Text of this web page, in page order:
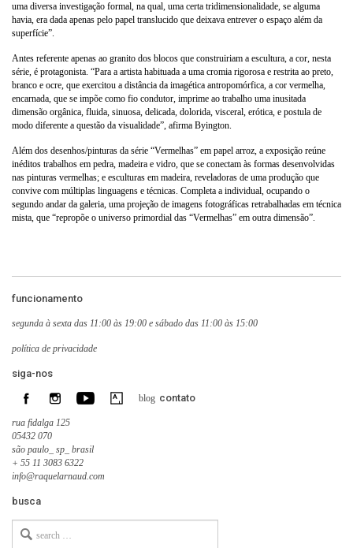
uma diversa investigação formal, na qual, uma certa tridimensionalidade, se alguma
havia, era dada apenas pelo papel translucido que deixava entrever o espaço além da
superfície”.
Antes referente apenas ao granito dos blocos que construiriam a escultura, a cor, nesta
série, é protagonista. “Para a artista habituada a uma cromia rigorosa e restrita ao preto,
branco e ocre, que exercitou a distância da imagética antropomórfica, a cor vermelha,
encarnada, que se impõe como fio condutor, imprime ao trabalho uma inusitada
dimensão orgânica, fluida, sinuosa, delicada, dolorida, visceral, erótica, e postula de
modo diferente a questão da visualidade”, afirma Byington.
Além dos desenhos/pinturas da série “Vermelhas” em papel arroz, a exposição reúne
inéditos trabalhos em pedra, madeira e vidro, que se conectam às formas desenvolvidas
nas pinturas vermelhas; e esculturas em madeira, reveladoras de uma produção que
convive com múltiplas linguagens e técnicas. Completa a individual, ocupando o
segundo andar da galeria, uma projeção de imagens fotográficas retrabalhadas em técnica
mista, que “repropõe o universo primordial das “Vermelhas” em outra dimensão”.
funcionamento
segunda à sexta das 11:00 às 19:00 e sábado das 11:00 às 15:00
política de privacidade
siga-nos
blog contato
rua fidalga 125
05432 070
são paulo_ sp_ brasil
+ 55 11 3083 6322
info@raquelarnaud.com
busca
for